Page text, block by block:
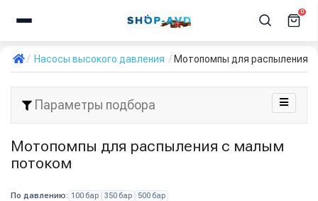
0
Насосы высокого давления Мотопомпы для распыления
Параметры подбора
Мотопомпы для распыления с малым
потоком
По давлению: 100 бар 350 бар 500 бар